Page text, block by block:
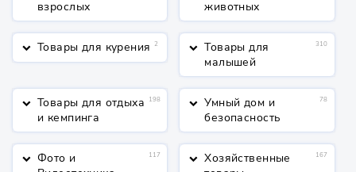
взрослых
животных
keyboard_arrow_down Товары для курения 2 keyboard_arrow_down Товары для
малышей
310
keyboard_arrow_down Товары для отдыха
и кемпинга
198 keyboard_arrow_down Умный дом и
безопасность
78
keyboard_arrow_down Фото и
117 keyboard_arrow_down Хозяйственные
167